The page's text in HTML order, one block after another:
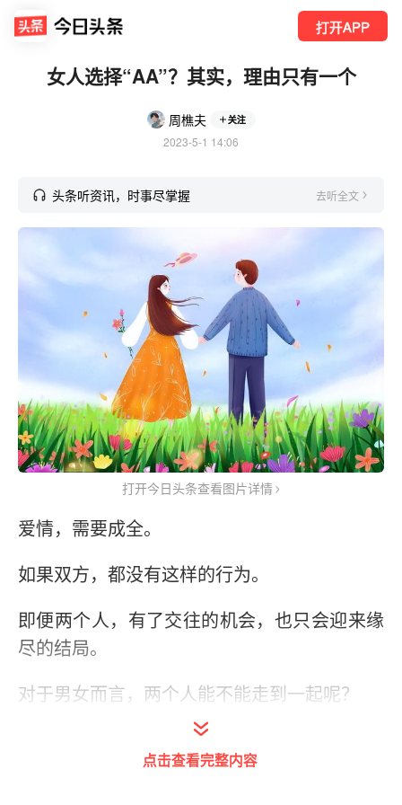
打开APP
女人选择“AA”？其实，理由只有一个
周樵夫 关注
2023-5-1 14:06
头条听资讯，时事尽掌握 去听全文
打开今日头条查看图片详情
爱情，需要成全。
如果双方，都没有这样的行为。
即便两个人，有了交往的机会，也只会迎来缘
尽的结局。
对于男女而言，两个人能不能走到一起呢？
许多时候，在相处的细节中，就有足够多的痕
迹了，即便是吃一顿饭，也能看出情感的走
点击查看完整内容